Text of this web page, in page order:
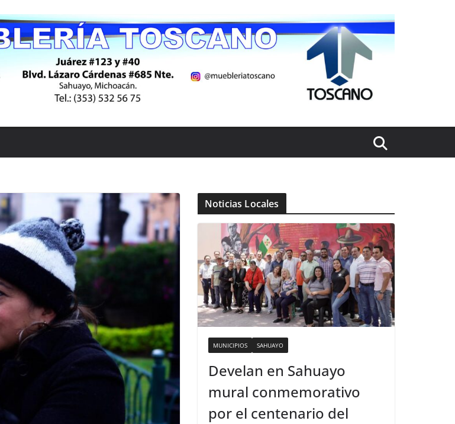
Noticias Locales
MUNICIPIOS SAHUAYO
Develan en Sahuayo
mural conmemorativo
por el centenario del